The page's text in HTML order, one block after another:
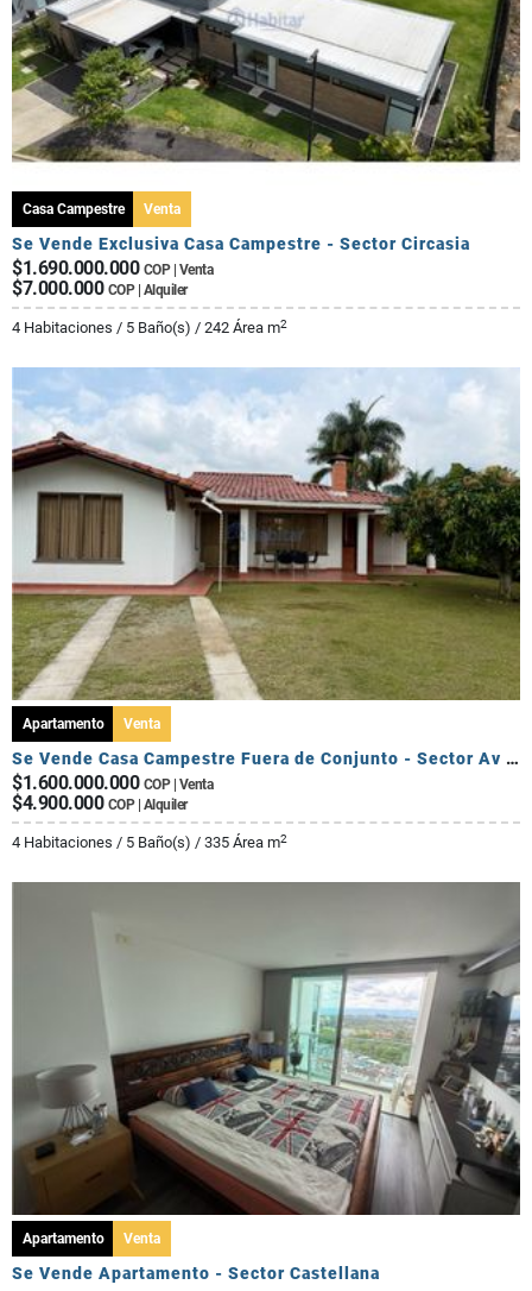
Casa Campestre Venta
Se Vende Exclusiva Casa Campestre - Sector Circasia
$1.690.000.000 COP | Venta
$7.000.000 COP | Alquiler
4 Habitaciones / 5 Baño(s) / 242 Área m2
Apartamento Venta
Se Vende Casa Campestre Fuera de Conjunto - Sector Av Centenario
$1.600.000.000 COP | Venta
$4.900.000 COP | Alquiler
4 Habitaciones / 5 Baño(s) / 335 Área m2
Apartamento Venta
Se Vende Apartamento - Sector Castellana